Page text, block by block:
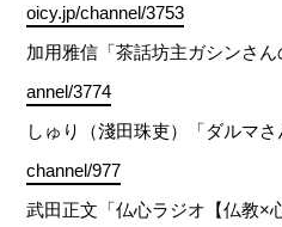
oicy.jp/channel/3753
加用雅信「茶話坊主ガシンさん
annel/3774
しゅり（淺田珠吏）「ダルマさ
channel/977
武田正文「仏心ラジオ【仏教×